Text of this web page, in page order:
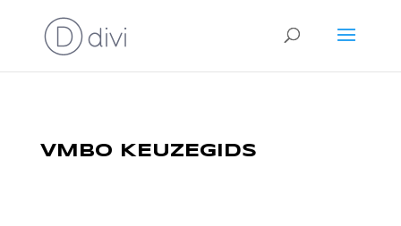
VMBO KEUZEGIDS